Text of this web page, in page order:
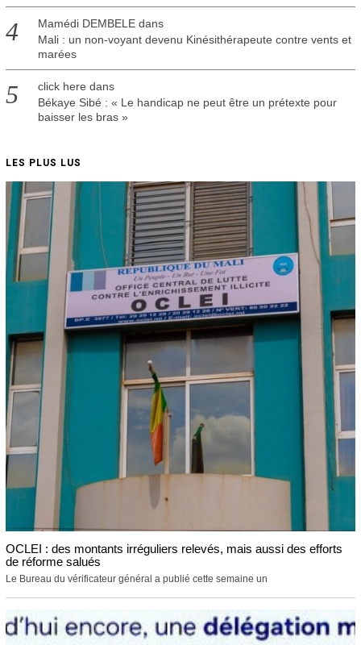
Mamédi DEMBELEdans
Mali : un non-voyant devenu Kinésithérapeute contre vents et
marées
click here dans
Békaye Sibé : « Le handicap ne peut être un prétexte pour
baisser les bras »
LES PLUS LUS
OCLEI : des montants irréguliers relevés, mais aussi des efforts
de réforme salués
Le Bureau du vérificateur général a publié cette semaine un